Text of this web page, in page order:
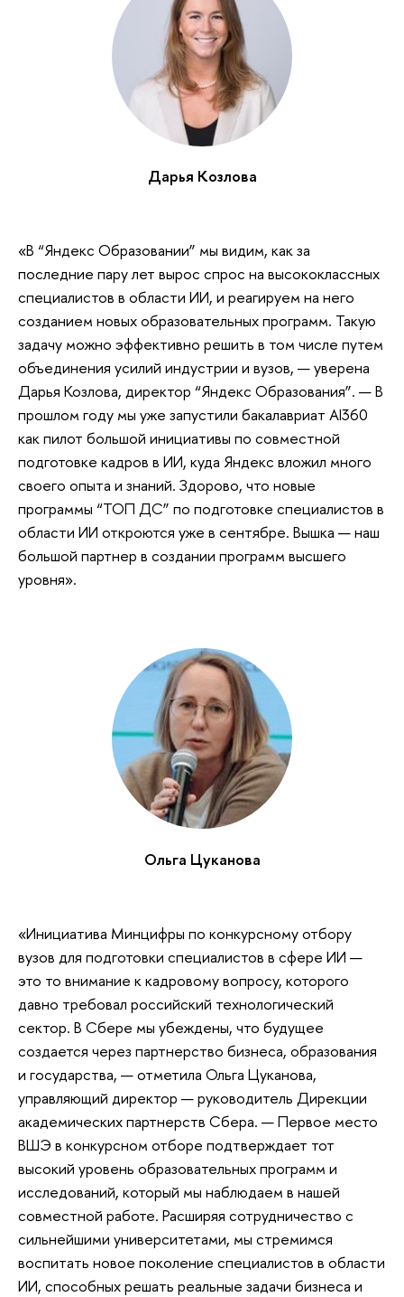
Дарья Козлова
«В “Яндекс Образовании” мы видим, как за
последние пару лет вырос спрос на высококлассных
специалистов в области ИИ, и реагируем на него
созданием новых образовательных программ. Такую
задачу можно эффективно решить в том числе путем
объединения усилий индустрии и вузов, — уверена
Дарья Козлова, директор “Яндекс Образования”. — В
прошлом году мы уже запустили бакалавриат AI360
как пилот большой инициативы по совместной
подготовке кадров в ИИ, куда Яндекс вложил много
своего опыта и знаний. Здорово, что новые
программы “TOП ДС” по подготовке специалистов в
области ИИ откроются уже в сентябре. Вышка — наш
большой партнер в создании программ высшего
уровня».
Ольга Цуканова
«Инициатива Минцифры по конкурсному отбору
вузов для подготовки специалистов в сфере ИИ —
это то внимание к кадровому вопросу, которого
давно требовал российский технологический
сектор. В Сбере мы убеждены, что будущее
создается через партнерство бизнеса, образования
и государства, — отметила Ольга Цуканова,
управляющий директор — руководитель Дирекции
академических партнерств Сбера. — Первое место
ВШЭ в конкурсном отборе подтверждает тот
высокий уровень образовательных программ и
исследований, который мы наблюдаем в нашей
совместной работе. Расширяя сотрудничество с
сильнейшими университетами, мы стремимся
воспитать новое поколение специалистов в области
ИИ, способных решать реальные задачи бизнеса и